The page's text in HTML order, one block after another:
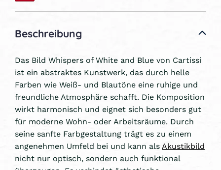
Beschreibung
Das Bild Whispers of White and Blue von Cartissi
ist ein abstraktes Kunstwerk, das durch helle
Farben wie Weiß- und Blautöne eine ruhige und
freundliche Atmosphäre schafft. Die Komposition
wirkt harmonisch und eignet sich besonders gut
für moderne Wohn- oder Arbeitsräume. Durch
seine sanfte Farbgestaltung trägt es zu einem
angenehmen Umfeld bei und kann alsAkustikbild
nicht nur optisch, sondern auch funktional